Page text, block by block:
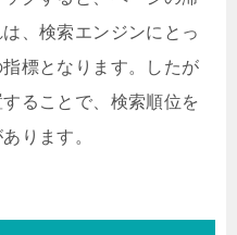
、検索エンジンにとっ
標となります。したが
ることで、検索順位を
ります。